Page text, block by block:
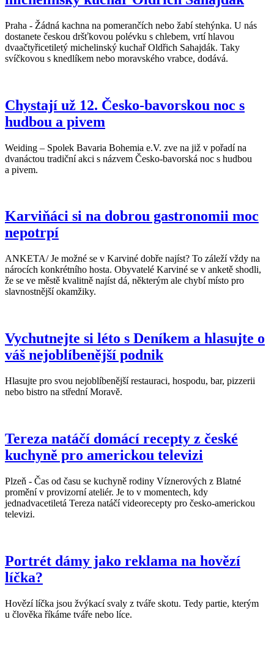
Praha - Žádná kachna na pomerančích nebo žabí stehýnka. U nás
dostanete českou dršťkovou polévku s chlebem, vrtí hlavou
dvaačtyřicetiletý michelinský kuchař Oldřich Sahajdák. Taky
svíčkovou s knedlíkem nebo moravského vrabce, dodává.
Chystají už 12. Česko-bavorskou noc s
hudbou a pivem
Weiding – Spolek Bavaria Bohemia e.V. zve na již v pořadí na
dvanáctou tradiční akci s názvem Česko-bavorská noc s hudbou
a pivem.
Karviňáci si na dobrou gastronomii moc
nepotrpí
ANKETA/ Je možné se v Karviné dobře najíst? To záleží vždy na
nárocích konkrétního hosta. Obyvatelé Karviné se v anketě shodli,
že se ve městě kvalitně najíst dá, některým ale chybí místo pro
slavnostnější okamžiky.
Vychutnejte si léto s Deníkem a hlasujte o
váš nejoblíbenější podnik
Hlasujte pro svou nejoblíbenější restauraci, hospodu, bar, pizzerii
nebo bistro na střední Moravě.
Tereza natáčí domácí recepty z české
kuchyně pro americkou televizi
Plzeň - Čas od času se kuchyně rodiny Víznerových z Blatné
promění v provizorní ateliér. Je to v momentech, kdy
jednadvacetiletá Tereza natáčí videorecepty pro česko-americkou
televizi.
Portrét dámy jako reklama na hovězí
líčka?
Hovězí líčka jsou žvýkací svaly z tváře skotu. Tedy partie, kterým
u člověka říkáme tváře nebo líce.